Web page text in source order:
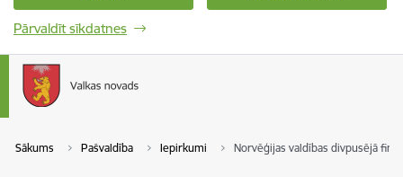
Pārvaldīt sīkdatnes
Sākums Pašvaldība Iepirkumi Norvēģijas valdības divpusējā